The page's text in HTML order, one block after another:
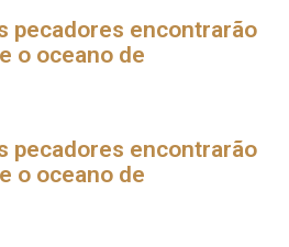
pecadores encontrarão
o oceano de
pecadores encontrarão
o oceano de